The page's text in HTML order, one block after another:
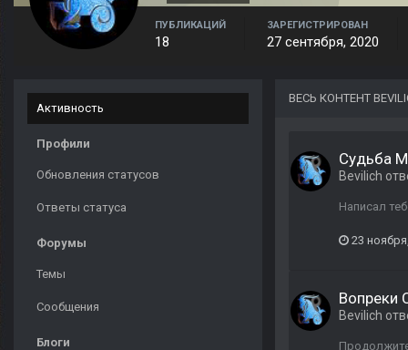
ПУБЛИКАЦИЙ
18
ЗАРЕГИСТРИРОВАН
27 сентября, 2020
Активность
Профили
Обновления статусов
Ответы статуса
Форумы
Темы
Сообщения
Блоги
ВЕСЬ КОНТЕНТ
Судьба
Bevilich
Написал
23
Вопреки
Bevilich